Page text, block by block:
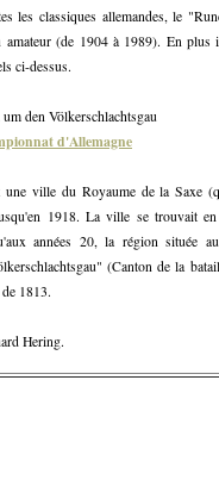
les classiques allemandes, le
amateur (de 1904 à 1989). En plus
ci-dessus.
den Völkerschlachtsgau
d'Allemagne
une ville du Royaume de la Saxe
1918. La ville se trouvait
années 20, la région située
(Canton de la
1813.
Hering.